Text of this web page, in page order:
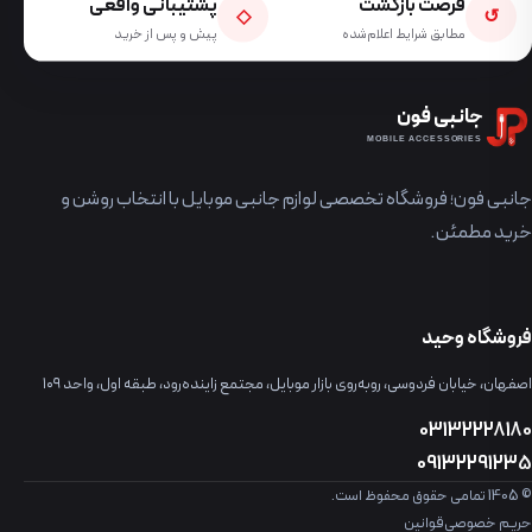
↺
مطابق شرایط اعلام‌شده
◇
پیش و پس از خرید
جانبی فون
MOBILE ACCESSORIES
جانبی فون؛ فروشگاه تخصصی لوازم جانبی موبایل با انتخاب روشن و
خرید مطمئن.
فروشگاه وحید
اصفهان، خیابان فردوسی، روبه‌روی بازار موبایل، مجتمع زاینده‌رود، طبقه اول، واحد ۱۰۹
03132228180
09132291235
© 1405 تمامی حقوق محفوظ است.
حریم خصوصیقوانین